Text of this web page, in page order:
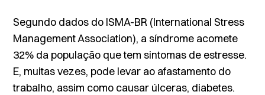
Segundo dados do ISMA-BR (International Stress
Management Association), a síndrome acomete
32% da população que tem sintomas de estresse.
E, muitas vezes, pode levar ao afastamento do
trabalho, assim como causar úlceras, diabetes.